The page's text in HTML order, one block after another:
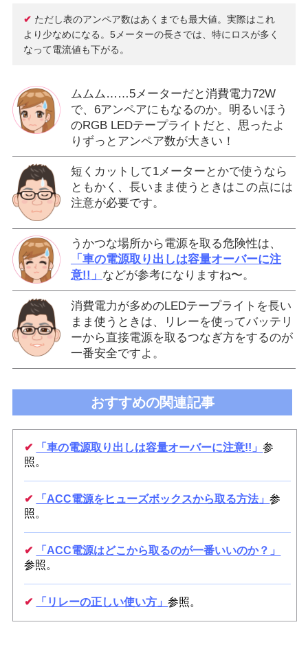
✔ ただし表のアンペア数はあくまでも最大値。実際はこれ
より少なめになる。5メーターの長さでは、特にロスが多く
なって電流値も下がる。
ムムム……5メーターだと消費電力72W
で、6アンペアにもなるのか。明るいほう
のRGB LEDテープライトだと、思ったよ
りずっとアンペア数が大きい！
短くカットして1メーターとかで使うなら
ともかく、長いまま使うときはこの点には
注意が必要です。
うかつな場所から電源を取る危険性は、
「車の電源取り出しは容量オーバーに注
意!!」 などが参考になりますね〜。
消費電力が多めのLEDテープライトを長い
まま使うときは、リレーを使ってバッテリ
ーから直接電源を取るつなぎ方をするのが
一番安全ですよ。
おすすめの関連記事
✔ 「車の電源取り出しは容量オーバーに注意!!」参
照。
✔ 「ACC電源をヒューズボックスから取る方法」参
照。
✔
「ACC電源はどこから取るのが一番いいのか？」
参照。
✔ 「リレーの正しい使い方」参照。